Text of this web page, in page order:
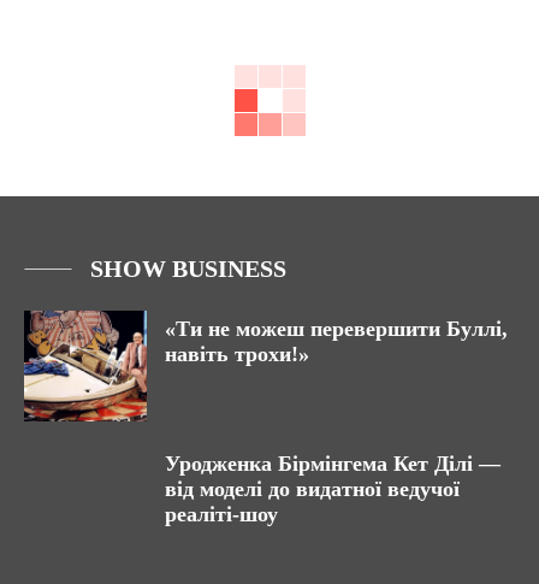
SHOW BUSINESS
«Ти не можеш перевершити Буллі,
навіть трохи!»
Уродженка Бірмінгема Кет Ділі —
від моделі до видатної ведучої
реаліті-шоу